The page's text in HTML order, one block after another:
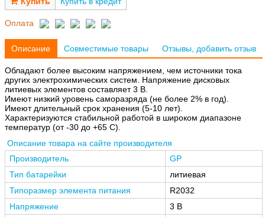
Оплата
Описание Совместимые товары Отзывы, добавить отзыв
Обладают более высоким напряжением, чем источники тока
других электрохимических систем. Напряжение дисковых
литиевых элементов составляет 3 В.
Имеют низкий уровень саморазряда (не более 2% в год).
Имеют длительный срок хранения (5-10 лет).
Характеризуются стабильной работой в широком диапазоне
температур (от -30 до +65 С).
Описание товара на сайте производителя
Производитель
GP
Тип батарейки
литиевая
Типоразмер элемента питания
R2032
Напряжение
3 В